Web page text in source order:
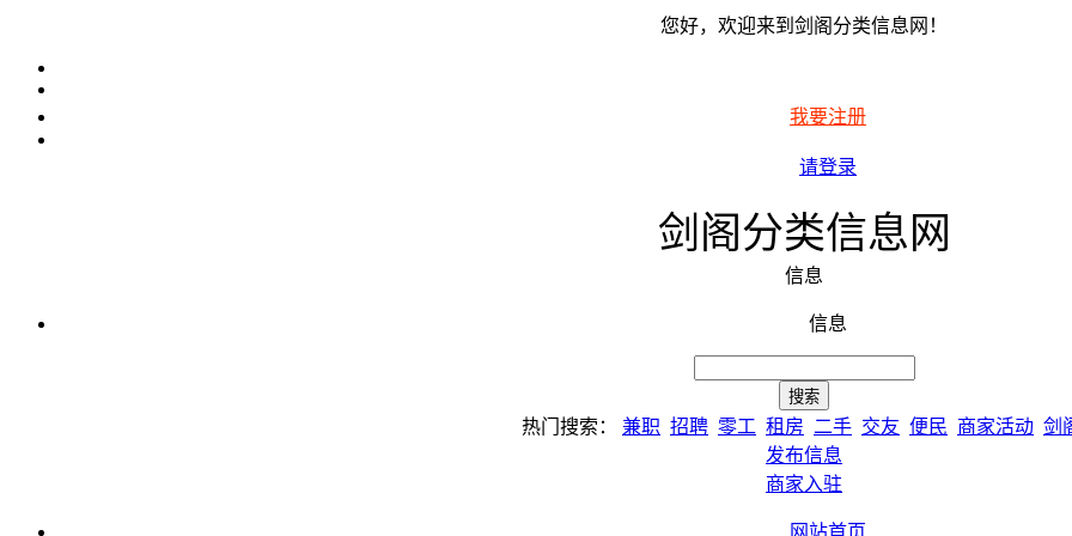
您好，欢迎来到剑阁分类信息网！
我要注册
请登录
剑阁分类信息网
信息
信息
热门搜索： 兼职 招聘 零工 租房 二手 交友 便民 商家活动 剑
发布信息
商家入驻
网站首页